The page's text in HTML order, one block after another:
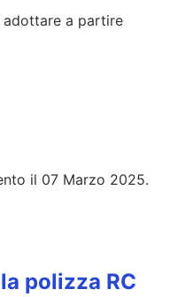
adottare a partire
il 07 Marzo 2025.
polizza RC